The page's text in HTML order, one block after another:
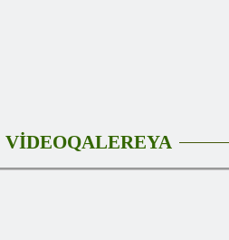
VİDEOQALEREYA